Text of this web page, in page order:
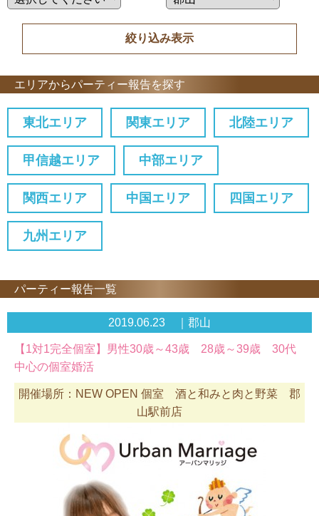
エリアからパーティー報告を探す
東北エリア 関東エリア 北陸エリア
甲信越エリア 中部エリア
関西エリア 中国エリア 四国エリア
九州エリア
パーティー報告一覧
2019.06.23 ｜郡山
【1対1完全個室】男性30歳～43歳 28歳～39歳 30代
中心の個室婚活
開催場所：NEW OPEN 個室 酒と和みと肉と野菜 郡
山駅前店